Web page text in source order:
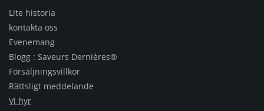
Lite historia
kontakta oss
Evenemang
Blogg : Saveurs Dernières®
Försäljningsvillkor
Rättsligt meddelande
Vi hyr